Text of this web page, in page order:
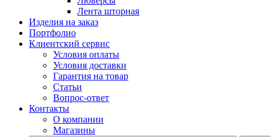
Лента шторная
Изделия на заказ
Портфолио
Клиентский сервис
Условия оплаты
Условия доставки
Гарантия на товар
Статьи
Вопрос-ответ
Контакты
О компании
Магазины